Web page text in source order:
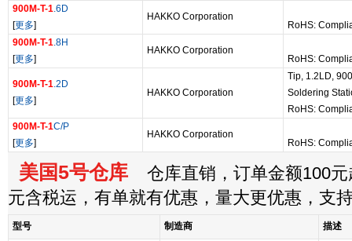
900M-T-1.6D
[更多]
HAKKO Corporation
RoHS:
900M-T-1.8H
[更多]
HAKKO Corporation
RoHS:
900M-T-1.2D
[更多]
HAKKO Corporation
Tip, 1.2LD,
Soldering
RoHS:
900M-T-1C/P
[更多]
HAKKO Corporation
RoHS:
美国5号仓库 仓库直销，订单金额100元
元含税运，有单就有优惠，量大更优惠，支
型号 制造商
描述